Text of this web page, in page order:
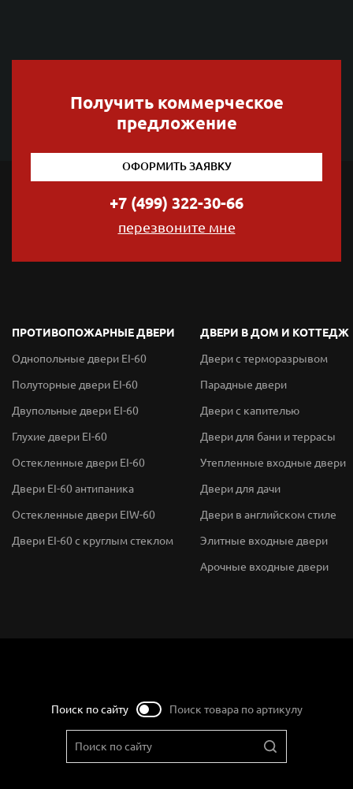
Получить коммерческое
предложение
ОФОРМИТЬ ЗАЯВКУ
+7 (499) 322-30-66
перезвоните мне
ПРОТИВОПОЖАРНЫЕ ДВЕРИ
Однопольные двери EI-60
Полуторные двери EI-60
Двупольные двери EI-60
Глухие двери EI-60
Остекленные двери EI-60
Двери EI-60 антипаника
Остекленные двери EIW-60
Двери EI-60 с круглым стеклом
ДВЕРИ В ДОМ И КОТТЕДЖ
Двери с терморазрывом
Парадные двери
Двери с капителью
Двери для бани и террасы
Утепленные входные двери
Двери для дачи
Двери в английском стиле
Элитные входные двери
Арочные входные двери
Поиск по сайту Поиск товара по артикулу